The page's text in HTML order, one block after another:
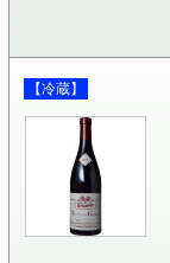
【冷蔵】